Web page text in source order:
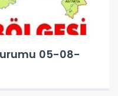
05-08-